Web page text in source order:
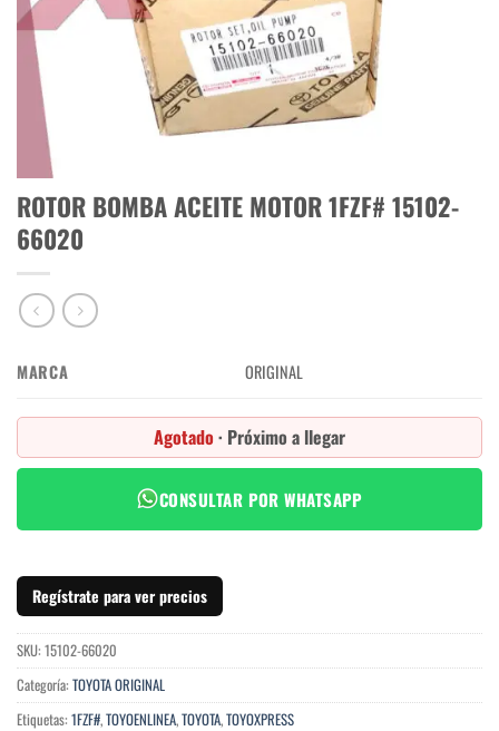
ROTOR BOMBA ACEITE MOTOR 1FZF# 15102-
66020
MARCA ORIGINAL
Agotado · Próximo a llegar
CONSULTAR POR WHATSAPP
Regístrate para ver precios
SKU: 15102-66020
Categoría: TOYOTA ORIGINAL
Etiquetas: 1FZF#,TOYOENLINEA,TOYOTA,TOYOXPRESS